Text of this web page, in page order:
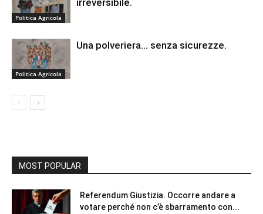
Politica Agricola
irreversibile.
Politica Agricola
Una polveriera… senza sicurezze.
MOST POPULAR
Referendum Giustizia. Occorre andare a
votare perché non c’è sbarramento con...